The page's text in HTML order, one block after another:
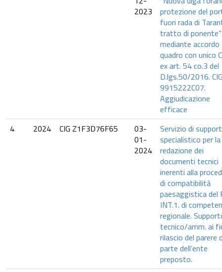
2023
protezione del
fuori rada di
tratto di ponente”
mediante accordo
quadro con unico
ex art. 54 co.3 del
D.lgs.50/2016.
9915222C07.
Aggiudicazione
efficace
4
2024 CIG Z1F3D76F65
03-
01-
2024
Servizio di
specialistico per la
redazione dei
documenti tecnici
inerenti alla
di compatibilità
paesaggistica del
INT.1. di
regionale.
tecnico/amm. ai
rilascio del parere
parte dell’ente
preposto.